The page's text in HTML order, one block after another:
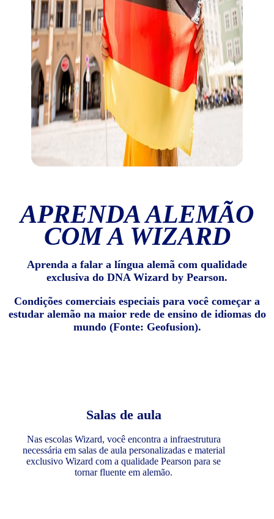
APRENDA ALEMÃO
COM A WIZARD
Aprenda a falar a língua alemã com qualidade
exclusiva do DNA Wizard by Pearson.
Condições comerciais especiais para você começar a
estudar alemão na maior rede de ensino de idiomas do
mundo (Fonte: Geofusion).
Salas de aula
Nas escolas Wizard, você encontra a infraestrutura
necessária em salas de aula personalizadas e material
exclusivo Wizard com a qualidade Pearson para se
tornar fluente em alemão.